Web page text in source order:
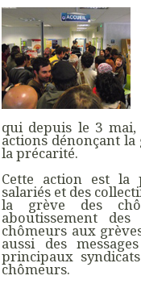
qui depuis le 3
actions dénonçant la
la précarité.
Cette action est la
salariés et des
la grève des
aboutissement
chômeurs aux
aussi des
principaux
chômeurs.